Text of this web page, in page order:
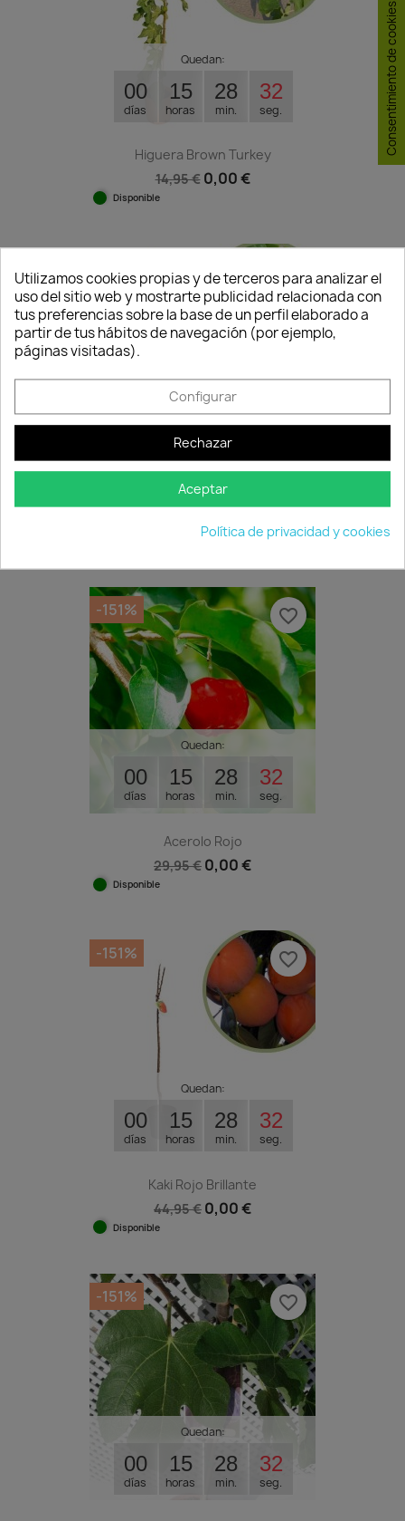
Quedan:
00
días
15
horas
28
min.
31
seg.
Higuera Brown Turkey
14,95 € 0,00 €
Disponible
Quedan:
00 15 28 31
Kaki Jiro Pie Virginiana
0,00 €
favorite_border
Quedan:
00
días
15
horas
28
min.
31
seg.
Acerolo Rojo
29,95 € 0,00 €
Disponible
-151% favorite_border
Quedan:
00
días
15
horas
28
min.
31
seg.
Kaki Rojo Brillante
44,95 € 0,00 €
Disponible
-151% favorite_border
Quedan:
00
días
15
horas
28
min.
31
seg.
-151% favorite_border
Utilizamos cookies propias y de terceros para analizar el
uso del sitio web y mostrarte publicidad relacionada con
tus preferencias sobre la base de un perfil elaborado a
partir de tus hábitos de navegación (por ejemplo,
páginas visitadas).
Configurar
Rechazar
Aceptar
Política de privacidad y cookies
Consentimiento de cookies